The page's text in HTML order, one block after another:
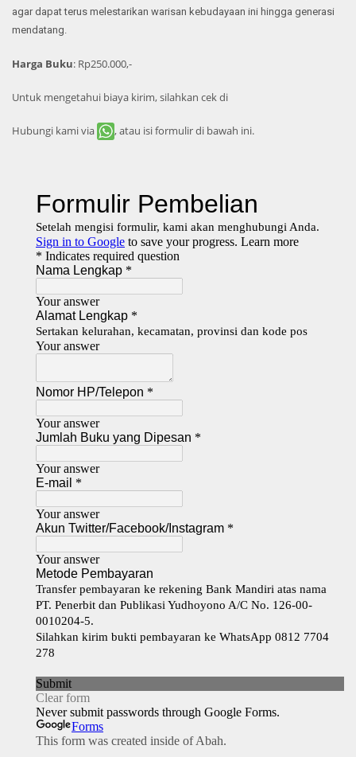
agar dapat terus melestarikan warisan kebudayaan ini hingga generasi
mendatang.
Harga Buku: Rp250.000,-
Untuk mengetahui biaya kirim, silahkan cek di
Hubungi kami via , atau isi formulir di bawah ini.